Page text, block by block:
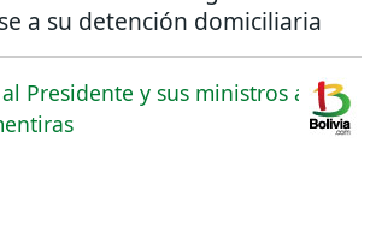
a su detención domiciliaria